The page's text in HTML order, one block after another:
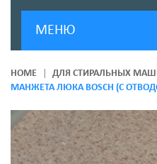
МЕНЮ
ГЛАВНАЯ
О КОМПАНИИ
НОВОСТИ
HOME ДЛЯ СТИРАЛЬНЫХ
МАНЖЕТА ЛЮКА BOSCH (С